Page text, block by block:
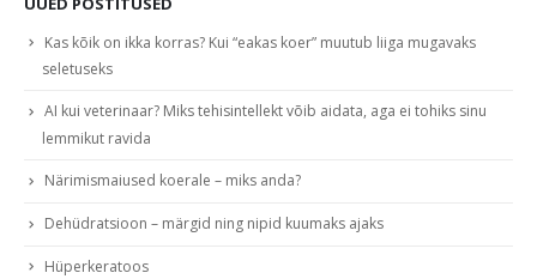
Kas kõik on ikka korras? Kui “eakas koer” muutub liiga mugavaks
seletuseks
AI kui veterinaar? Miks tehisintellekt võib aidata, aga ei tohiks sinu
lemmikut ravida
Närimismaiused koerale – miks anda?
Dehüdratsioon – märgid ning nipid kuumaks ajaks
Hüperkeratoos